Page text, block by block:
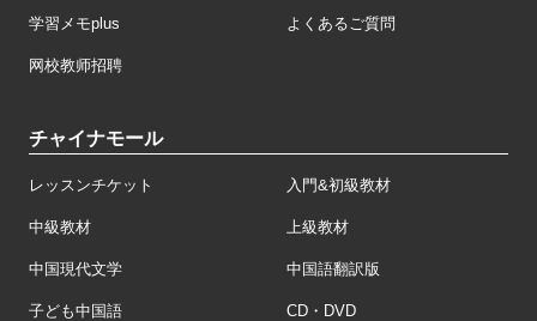
学習メモplus よくあるご質問
网校教师招聘
チャイナモール
レッスンチケット 入門&初級教材
中級教材 上級教材
中国現代文学 中国語翻訳版
子ども中国語 CD・DVD